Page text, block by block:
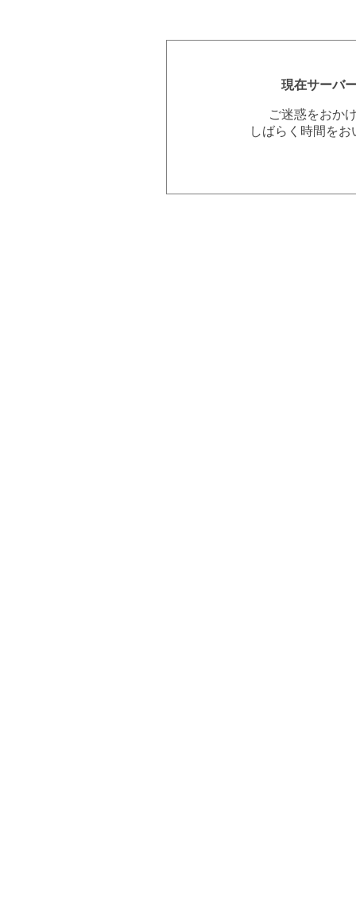
現在サーバ
ご迷惑をおか
しばらく時間を